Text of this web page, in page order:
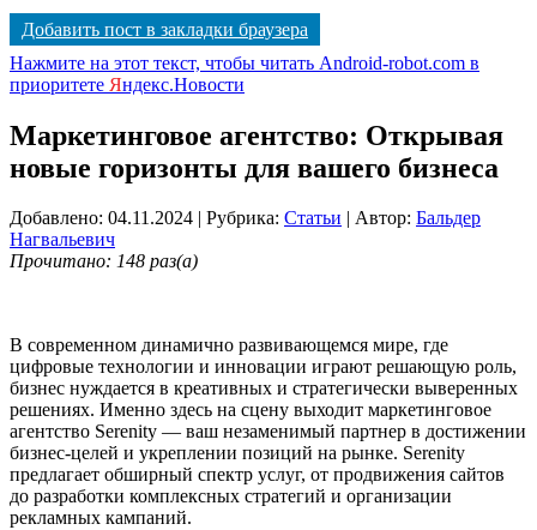
Добавить пост в закладки браузера
Нажмите на этот текст, чтобы читать Android-robot.com в
приоритете Яндекс.Новости
Маркетинговое агентство: Открывая
новые горизонты для вашего бизнеса
Добавлено: 04.11.2024 | Рубрика: Статьи | Автор: Бальдер
Нагвальевич
Прочитано: 148 раз(а)
В современном динамично развивающемся мире, где
цифровые технологии и инновации играют решающую роль,
бизнес нуждается в креативных и стратегически выверенных
решениях. Именно здесь на сцену выходит маркетинговое
агентство Serenity — ваш незаменимый партнер в достижении
бизнес-целей и укреплении позиций на рынке. Serenity
предлагает обширный спектр услуг, от продвижения сайтов
до разработки комплексных стратегий и организации
рекламных кампаний.